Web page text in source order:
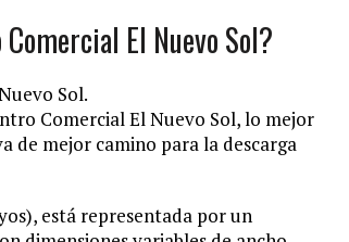
El Nuevo Sol?
Sol.
Comercial El Nuevo Sol, lo mejor
de mejor camino para la descarga
está representada por un